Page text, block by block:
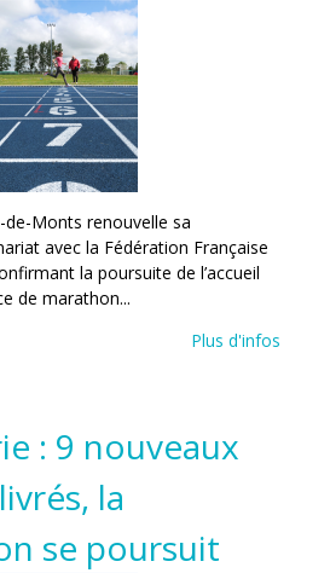
de-Monts renouvelle sa
avec la Fédération Française
la poursuite de l’accueil
de marathon...
Plus d'infos
: 9 nouveaux
la
se poursuit